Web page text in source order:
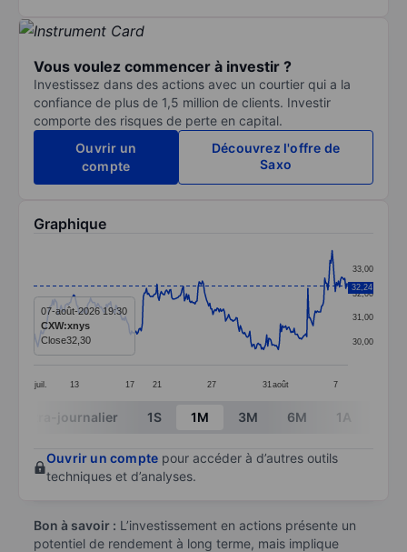
Vous voulez commencer à investir ?
Investissez dans des actions avec un courtier qui a la
confiance de plus de 1,5 million de clients. Investir
comporte des risques de perte en capital.
Ouvrir un
compte
Découvrez l'offre de
Saxo
Graphique
Line chart with 299 data points.
The chart has 1 X axis displaying categories.
The chart has 1 Y axis displaying values. Data
juil. 13 17 21 27 31 août 7
30,00
31,00
32,00
33,00
32,24
07-août-2026 19:30
CXW:xnys
Close32,30
End of interactive chart.
Intra-journalier 1S 1M 3M 6M 1A
Ouvrir un compte pour accéder à d’autres outils
techniques et d’analyses.
Bon à savoir : L’investissement en actions présente un
potentiel de rendement à long terme, mais implique